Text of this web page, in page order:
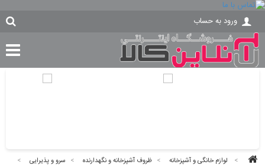
ورود به حساب
> لوازم خانگی و آشپزخانه > ظروف آشپزخانه و نگهدارنده > سرو و پذیرایی
>